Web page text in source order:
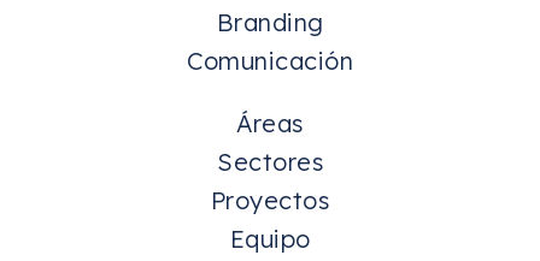
Branding
Comunicación
Áreas
Sectores
Proyectos
Equipo